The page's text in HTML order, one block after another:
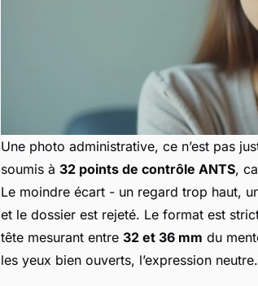
Une photo administrative, ce n’est pas
soumis à 32 points de contrôle ANTS,
Le moindre écart - un regard trop haut,
et le dossier est rejeté. Le format est
tête mesurant entre 32 et 36 mm du
les yeux bien ouverts, l’expression neutre.